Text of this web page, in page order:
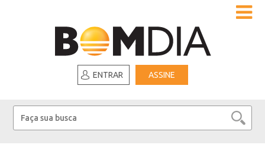
ENTRAR ASSINE